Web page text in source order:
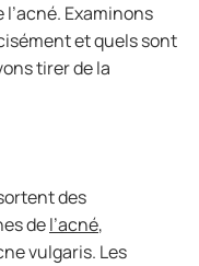
Examinons
et quels sont
tirer de la
des
del’acné,
vulgaris. Les